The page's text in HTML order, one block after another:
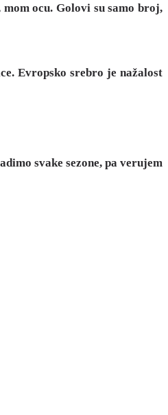
ocu. Golovi su samo broj,
Evropsko srebro je nažalost
svake sezone, pa verujem